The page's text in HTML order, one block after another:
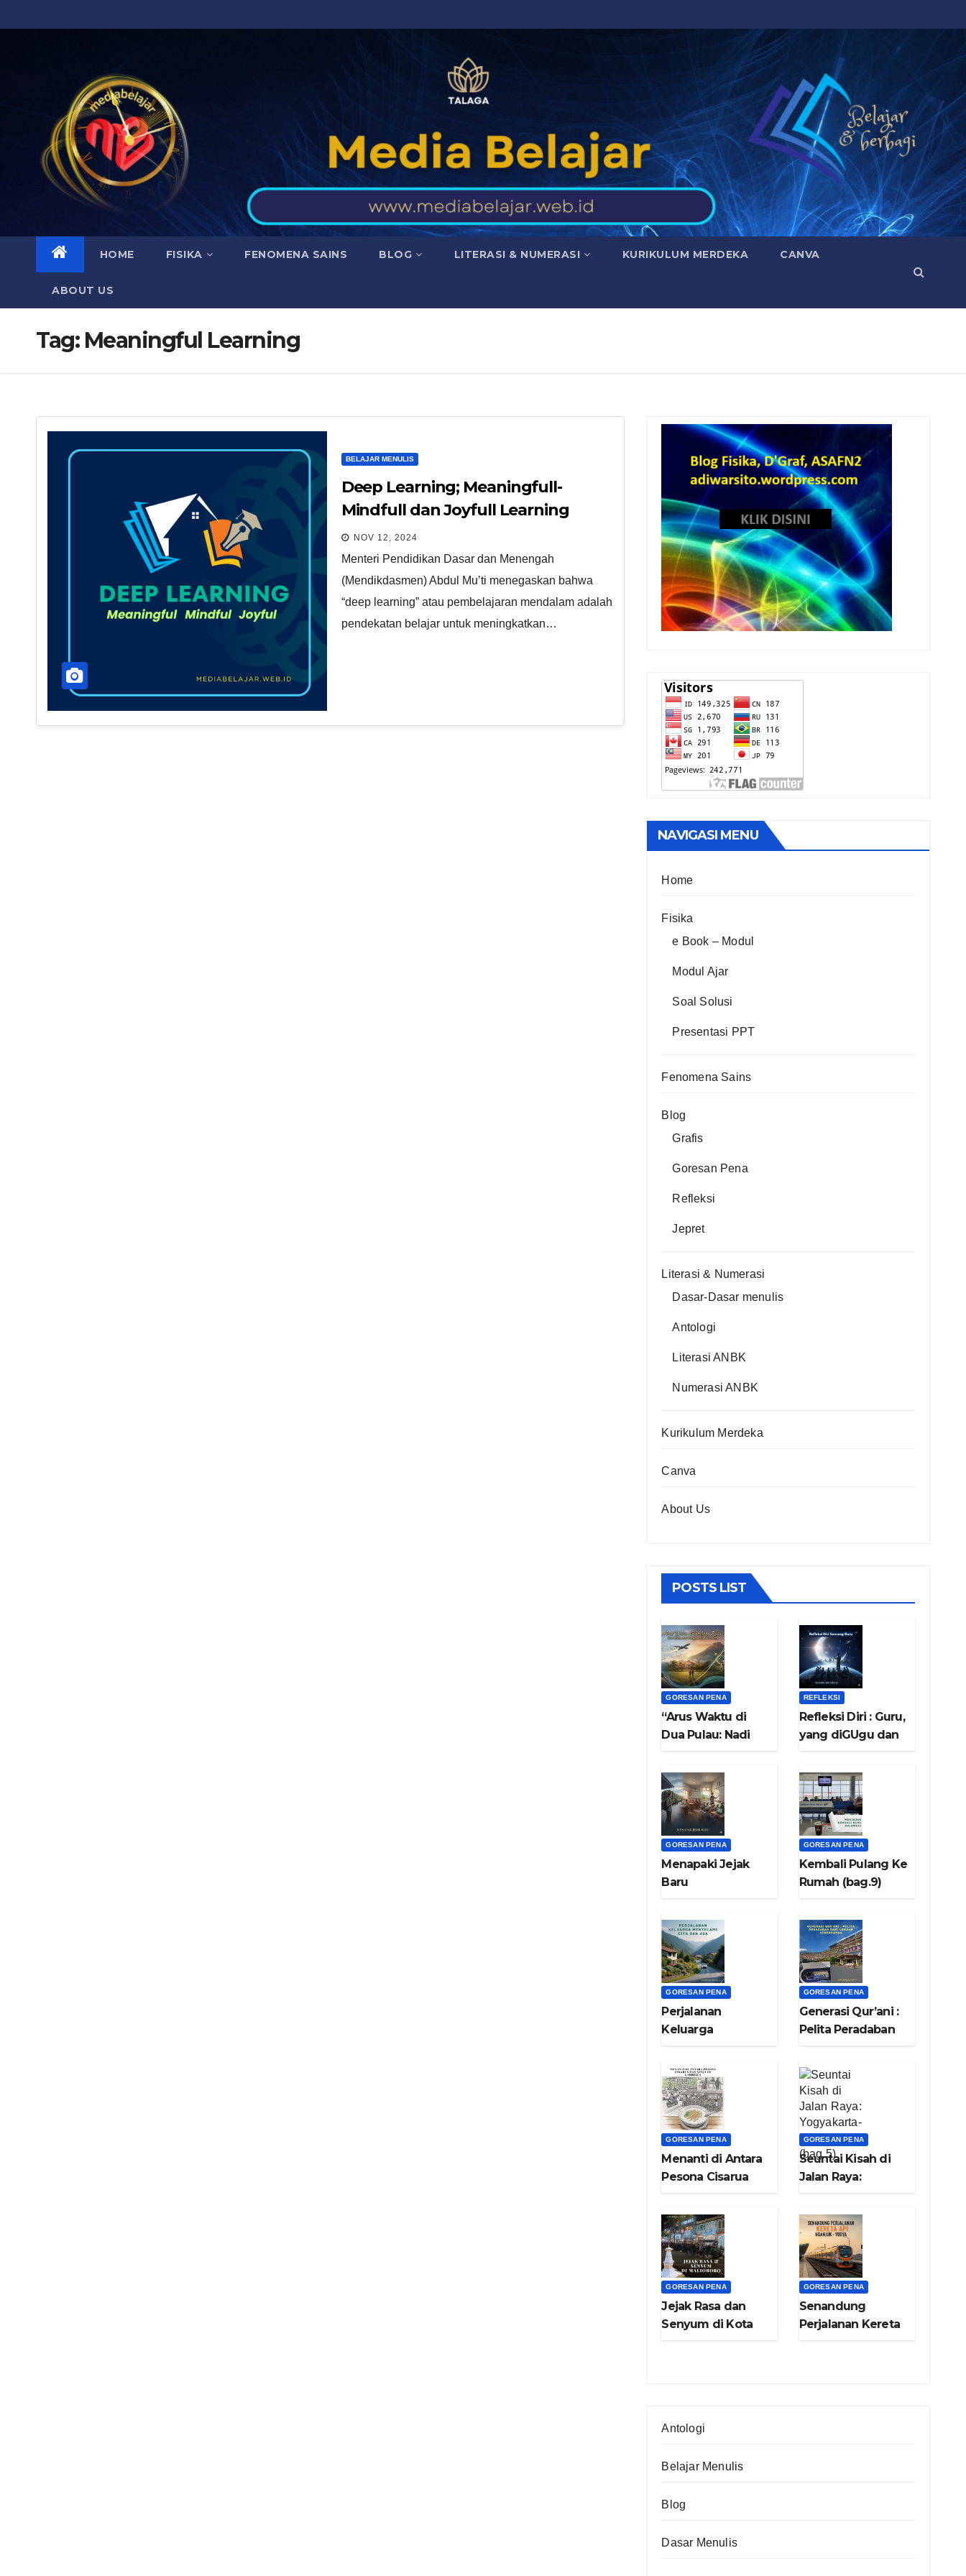
to
HOME FISIKA FENOMENA SAINS BLOG LITERASI & NUMERASI KURIKULUM MERDEKA CANVA
ABOUT US
Tag: Meaningful Learning
BELAJAR MENULIS
Deep Learning; Meaningfull-
Mindfull dan Joyfull Learning
NOV 12, 2024
Menteri Pendidikan Dasar dan Menengah
(Mendikdasmen) Abdul Mu’ti menegaskan bahwa
“deep learning” atau pembelajaran mendalam adalah
pendekatan belajar untuk meningkatkan…
NAVIGASI MENU
Home
Fisika
e Book – Modul
Modul Ajar
Soal Solusi
Presentasi PPT
Fenomena Sains
Blog
Grafis
Goresan Pena
Refleksi
Jepret
Literasi & Numerasi
Dasar-Dasar menulis
Antologi
Literasi ANBK
Numerasi ANBK
Kurikulum Merdeka
Canva
About Us
POSTS LIST
GORESAN PENA
“Arus Waktu di
Dua Pulau: Nadi
Nafas Di Bumi
Jawa”
REFLEKSI
Refleksi Diri : Guru,
yang diGUgu dan
GORESAN PENA
Menapaki Jejak
Baru
GORESAN PENA
Kembali Pulang Ke
Rumah (bag.9)
GORESAN PENA
Perjalanan
Keluarga
dan Asa (bag.8)
GORESAN PENA
Generasi Qur’ani :
Pelita Peradaban
Keberkahan
(bag.7)
GORESAN PENA
Menanti di Antara
Pesona Cisarua
Garbella (bag.6)
GORESAN PENA
Seuntai Kisah di
Jalan Raya:
(bag.5)
GORESAN PENA
Jejak Rasa dan
Senyum di Kota
GORESAN PENA
Senandung
Perjalanan Kereta
Antologi
Belajar Menulis
Blog
Dasar Menulis